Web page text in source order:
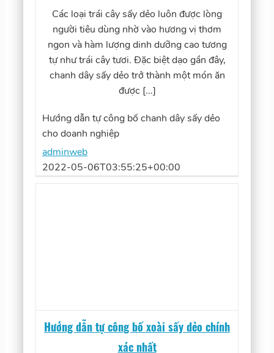
Các loại trái cây sấy dẻo luôn được lòng
người tiêu dùng nhờ vào hương vị thơm
ngon và hàm lượng dinh dưỡng cao tương
tự như trái cây tươi. Đặc biệt dạo gần đây,
chanh dây sấy dẻo trở thành một món ăn
được [...]
Hướng dẫn tự công bố chanh dây sấy dẻo
cho doanh nghiệp
adminweb
2022-05-06T03:55:25+00:00
Hướng dẫn tự công bố xoài sấy dẻo chính
xác nhất